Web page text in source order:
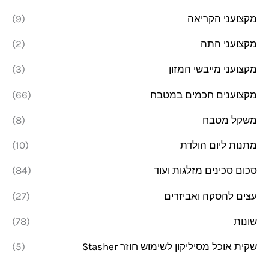
מקצועני הקריאה (9)
מקצועני התה (2)
מקצועני מייבשי המזון (3)
מקצוענים חכמים במטבח (66)
משקל מטבח (8)
מתנות ליום הולדת (10)
סכום סכינים מזלגות ועוד (84)
עצים להסקה ואביזרים (27)
שונות (78)
שקית אוכל מסיליקון לשימוש חוזר Stasher (5)